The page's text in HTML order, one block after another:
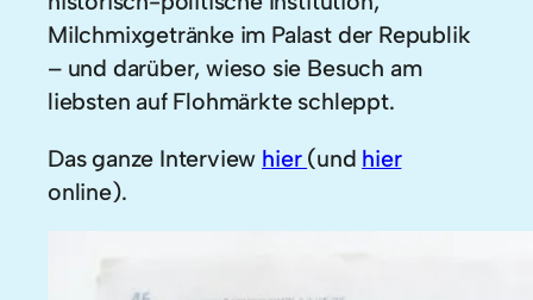
Milchmixgetränke im Palast der Republik
– und darüber, wieso sie Besuch am
liebsten auf Flohmärkte schleppt.
Das ganze Interview hier (und hier
online).